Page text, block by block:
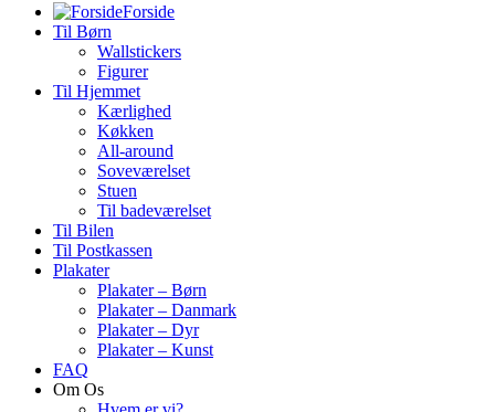
Forside
Til Børn
Wallstickers
Figurer
Til Hjemmet
Kærlighed
Køkken
All-around
Soveværelset
Stuen
Til badeværelset
Til Bilen
Til Postkassen
Plakater
Plakater – Børn
Plakater – Danmark
Plakater – Dyr
Plakater – Kunst
FAQ
Om Os